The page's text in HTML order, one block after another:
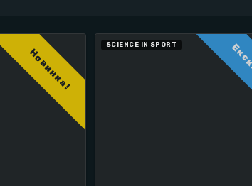
Новинка!
SCIENCE IN SPORT